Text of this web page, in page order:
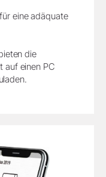
eine adäquate
die
auf einen PC